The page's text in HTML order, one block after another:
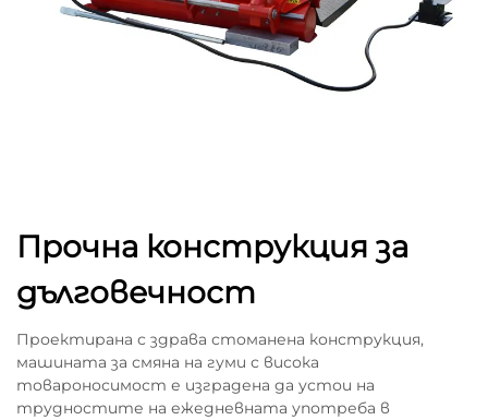
Прочна конструкция за
дълговечност
Проектирана с здрава стоманена конструкция,
машината за смяна на гуми с висока
товароносимост е изградена да устои на
трудностите на ежедневната употреба в